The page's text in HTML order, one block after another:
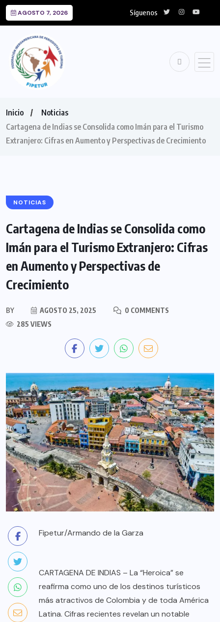
AGOSTO 7, 2026 Síguenos
Inicio
Noticias
Cartagena de Indias se Consolida como Imán para el Turismo
Extranjero: Cifras en Aumento y Perspectivas de Crecimiento
NOTICIAS
Cartagena de Indias se Consolida como
Imán para el Turismo Extranjero: Cifras
en Aumento y Perspectivas de
Crecimiento
BY AGOSTO 25, 2025
0 COMMENTS
285 VIEWS
Fipetur/Armando de la Garza
CARTAGENA DE INDIAS – La “Heroica” se
reafirma como uno de los destinos turísticos
más atractivos de Colombia y de toda América
Latina. Cifras recientes revelan un notable